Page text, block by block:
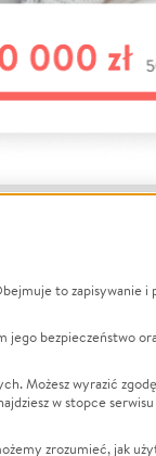
Zbieraj na
Leczenie
Zwierzęta
Pożar
to
bezpieczeństwo
Możesz wyrazić
w stopce
zrozumieć, jak